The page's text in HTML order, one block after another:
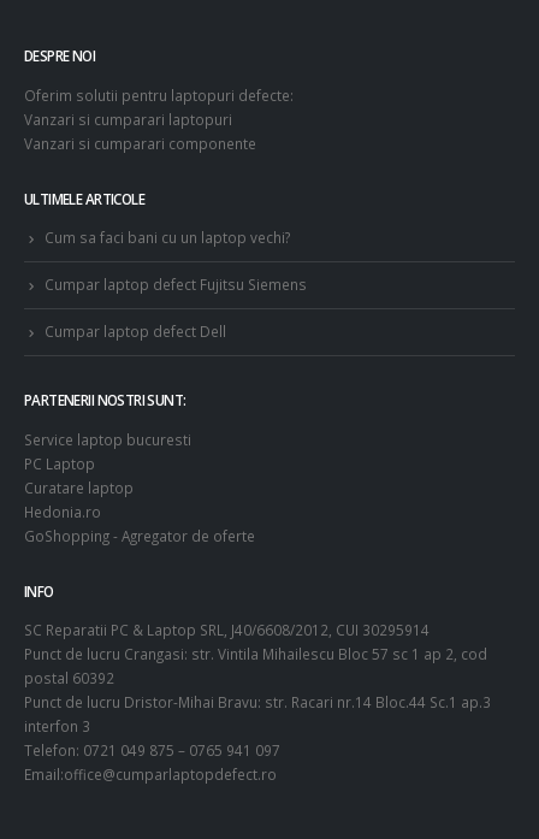
DESPRE NOI
Oferim solutii pentru laptopuri defecte:
Vanzari si cumparari laptopuri
Vanzari si cumparari componente
ULTIMELE ARTICOLE
Cum sa faci bani cu un laptop vechi?
Cumpar laptop defect Fujitsu Siemens
Cumpar laptop defect Dell
PARTENERII NOSTRI SUNT:
Service laptop bucuresti
PC Laptop
Curatare laptop
Hedonia.ro
GoShopping - Agregator de oferte
INFO
SC Reparatii PC & Laptop SRL, J40/6608/2012, CUI 30295914
Punct de lucru Crangasi: str. Vintila Mihailescu Bloc 57 sc 1 ap 2, cod
postal 60392
Punct de lucru Dristor-Mihai Bravu: str. Racari nr.14 Bloc.44 Sc.1 ap.3
interfon 3
Telefon: 0721 049 875 – 0765 941 097
Email:office@cumparlaptopdefect.ro